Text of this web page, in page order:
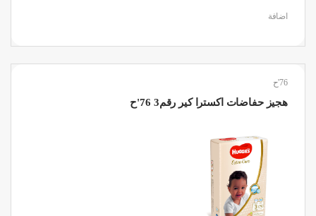
اضافة
76'ح
هجيز حفاضات اكسترا كير رقم3 76'ح